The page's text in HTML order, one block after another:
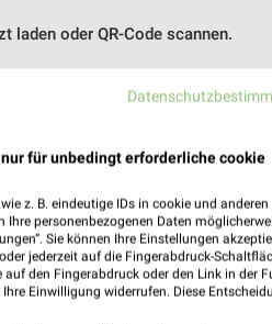
laden oder QR-Code scannen.
für unbedingt erforderliche cookie
z. B. eindeutige IDs in cookie und anderen
Ihre personenbezogenen Daten
Sie können Ihre Einstellungen
jederzeit auf die Fingerabdruck-
den Fingerabdruck oder den Link in der
Einwilligung widerrufen. Diese